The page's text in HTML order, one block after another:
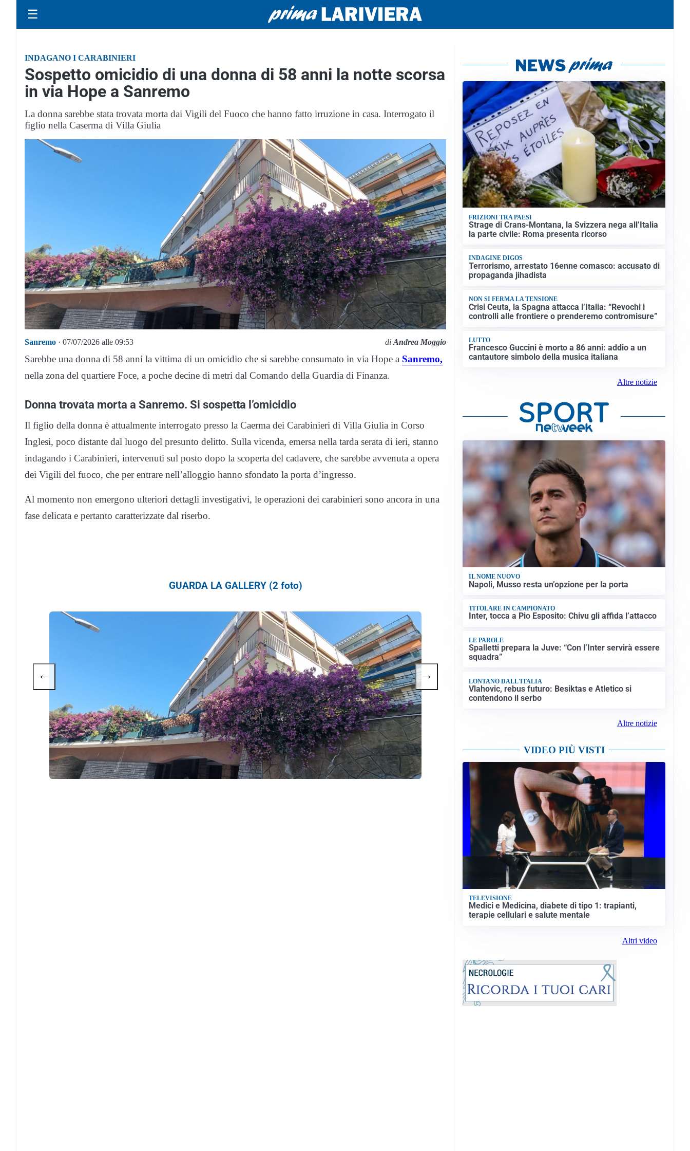
☰
INDAGANO I CARABINIERI
Sospetto omicidio di una donna di 58 anni la notte scorsa
in via Hope a Sanremo
La donna sarebbe stata trovata morta dai Vigili del Fuoco che hanno fatto irruzione in casa. Interrogato il
figlio nella Caserma di Villa Giulia
Sanremo · 07/07/2026 alle 09:53 diAndrea Moggio
Sarebbe una donna di 58 anni la vittima di un omicidio che si sarebbe consumato in via Hope a Sanremo,
nella zona del quartiere Foce, a poche decine di metri dal Comando della Guardia di Finanza.
Donna trovata morta a Sanremo. Si sospetta l’omicidio
Il figlio della donna è attualmente interrogato presso la Caerma dei Carabinieri di Villa Giulia in Corso
Inglesi, poco distante dal luogo del presunto delitto. Sulla vicenda, emersa nella tarda serata di ieri, stanno
indagando i Carabinieri, intervenuti sul posto dopo la scoperta del cadavere, che sarebbe avvenuta a opera
dei Vigili del fuoco, che per entrare nell’alloggio hanno sfondato la porta d’ingresso.
Al momento non emergono ulteriori dettagli investigativi, le operazioni dei carabinieri sono ancora in una
fase delicata e pertanto caratterizzate dal riserbo.
GUARDA LA GALLERY (2 foto)
← →
FRIZIONI TRA PAESI
Strage di Crans-Montana, la Svizzera nega all’Italia
la parte civile: Roma presenta ricorso
INDAGINE DIGOS
Terrorismo, arrestato 16enne comasco: accusato di
propaganda jihadista
NON SI FERMA LA TENSIONE
Crisi Ceuta, la Spagna attacca l’Italia: “Revochi i
controlli alle frontiere o prenderemo contromisure”
LUTTO
Francesco Guccini è morto a 86 anni: addio a un
cantautore simbolo della musica italiana
Altre notizie
IL NOME NUOVO
Napoli, Musso resta un’opzione per la porta
TITOLARE IN CAMPIONATO
Inter, tocca a Pio Esposito: Chivu gli affida l’attacco
LE PAROLE
Spalletti prepara la Juve: “Con l’Inter servirà essere
squadra”
LONTANO DALL'ITALIA
Vlahovic, rebus futuro: Besiktas e Atletico si
contendono il serbo
Altre notizie
VIDEO PIÙ VISTI
TELEVISIONE
Medici e Medicina, diabete di tipo 1: trapianti,
terapie cellulari e salute mentale
Altri video